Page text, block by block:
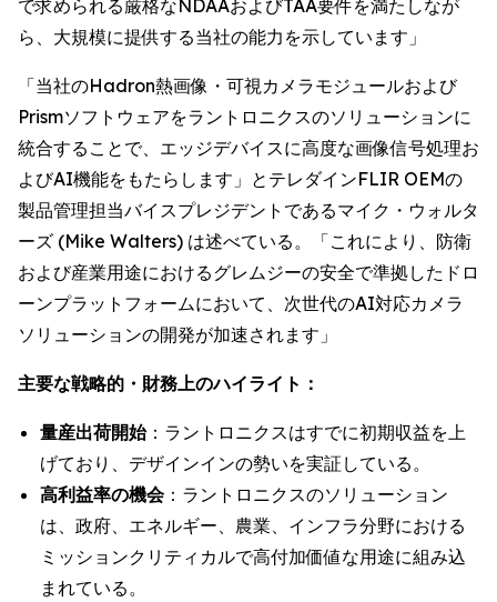
で求められる厳格なNDAAおよびTAA要件を満たしなが
ら、大規模に提供する当社の能力を示しています」
「当社のHadron熱画像・可視カメラモジュールおよび
Prismソフトウェアをラントロニクスのソリューションに
統合することで、エッジデバイスに高度な画像信号処理お
よびAI機能をもたらします」とテレダインFLIR OEMの
製品管理担当バイスプレジデントであるマイク・ウォルタ
ーズ (Mike Walters) は述べている。「これにより、防衛
および産業用途におけるグレムジーの安全で準拠したドロ
ーンプラットフォームにおいて、次世代のAI対応カメラ
ソリューションの開発が加速されます」
主要な戦略的・財務上のハイライト：
量産出荷開始：ラントロニクスはすでに初期収益を上
げており、デザインインの勢いを実証している。
高利益率の機会：ラントロニクスのソリューション
は、政府、エネルギー、農業、インフラ分野における
ミッションクリティカルで高付加価値な用途に組み込
まれている。